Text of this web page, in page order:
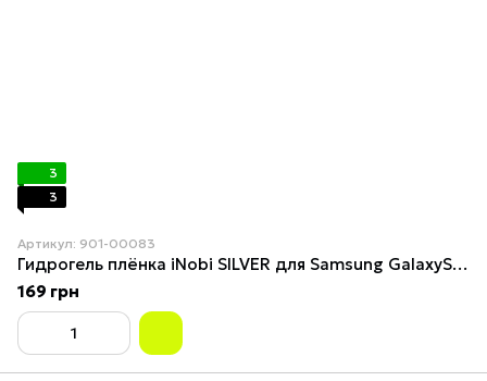
3
3
Артикул: 901-00083
Гидрогель плёнка iNobi SILVER для Samsung GalaxyS20+(5G)
169 грн